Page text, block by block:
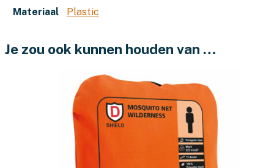
Materiaal Plastic
Je zou ook kunnen houden van …